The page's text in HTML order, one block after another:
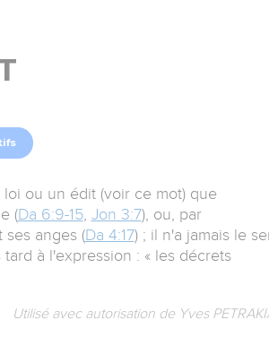
ou un édit (voir ce mot) que
(Da 6:9-15, Jon 3:7), ou, par
ses anges (Da 4:17) ; il n'a jamais le
à l'expression : « les décrets
Utilisé avec autorisation de Yves